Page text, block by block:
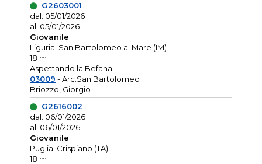
G2603001
dal: 05/01/2026
al: 05/01/2026
Giovanile
Liguria: San Bartolomeo al Mare (IM)
18 m
Aspettando la Befana
03009 - Arc.San Bartolomeo
Briozzo, Giorgio
G2616002
dal: 06/01/2026
al: 06/01/2026
Giovanile
Puglia: Crispiano (TA)
18 m